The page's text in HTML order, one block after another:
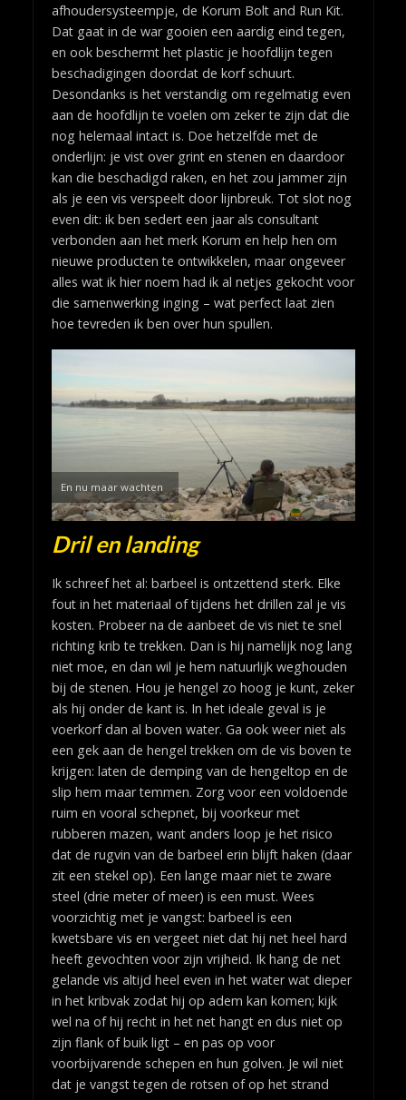
afhoudersysteempje, de Korum Bolt and Run Kit.
Dat gaat in de war gooien een aardig eind tegen,
en ook beschermt het plastic je hoofdlijn tegen
beschadigingen doordat de korf schuurt.
Desondanks is het verstandig om regelmatig even
aan de hoofdlijn te voelen om zeker te zijn dat die
nog helemaal intact is. Doe hetzelfde met de
onderlijn: je vist over grint en stenen en daardoor
kan die beschadigd raken, en het zou jammer zijn
als je een vis verspeelt door lijnbreuk. Tot slot nog
even dit: ik ben sedert een jaar als consultant
verbonden aan het merk Korum en help hen om
nieuwe producten te ontwikkelen, maar ongeveer
alles wat ik hier noem had ik al netjes gekocht voor
die samenwerking inging – wat perfect laat zien
hoe tevreden ik ben over hun spullen.
En nu maar wachten
Dril en landing
Ik schreef het al: barbeel is ontzettend sterk. Elke
fout in het materiaal of tijdens het drillen zal je vis
kosten. Probeer na de aanbeet de vis niet te snel
richting krib te trekken. Dan is hij namelijk nog lang
niet moe, en dan wil je hem natuurlijk weghouden
bij de stenen. Hou je hengel zo hoog je kunt, zeker
als hij onder de kant is. In het ideale geval is je
voerkorf dan al boven water. Ga ook weer niet als
een gek aan de hengel trekken om de vis boven te
krijgen: laten de demping van de hengeltop en de
slip hem maar temmen. Zorg voor een voldoende
ruim en vooral schepnet, bij voorkeur met
rubberen mazen, want anders loop je het risico
dat de rugvin van de barbeel erin blijft haken (daar
zit een stekel op). Een lange maar niet te zware
steel (drie meter of meer) is een must. Wees
voorzichtig met je vangst: barbeel is een
kwetsbare vis en vergeet niet dat hij net heel hard
heeft gevochten voor zijn vrijheid. Ik hang de net
gelande vis altijd heel even in het water wat dieper
in het kribvak zodat hij op adem kan komen; kijk
wel na of hij recht in het net hangt en dus niet op
zijn flank of buik ligt – en pas op voor
voorbijvarende schepen en hun golven. Je wil niet
dat je vangst tegen de rotsen of op het strand